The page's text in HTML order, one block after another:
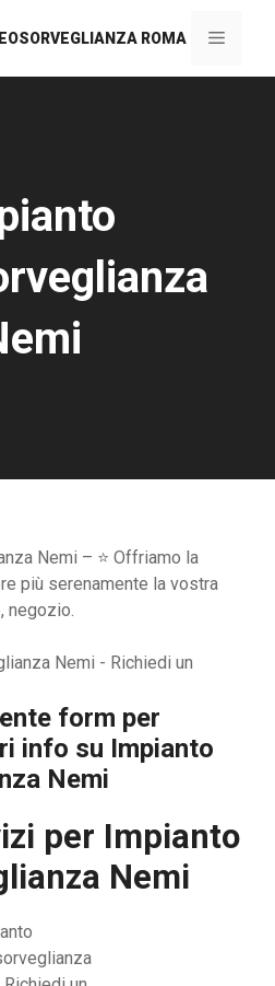
ROMA Menu
Nemi – ⭐ Offriamo la
più serenamente la vostra
negozio.
form per
info su Impianto
Nemi
per Impianto
Nemi